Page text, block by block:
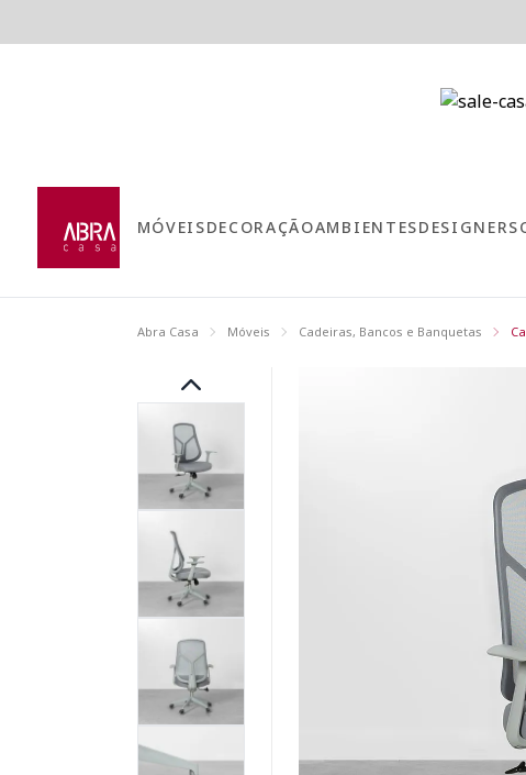
MÓVEISDECORAÇÃOAMBIENTESDESIGNERS
Abra Casa Móveis Cadeiras, Bancos e Banquetas